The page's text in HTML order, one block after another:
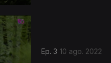
Ep. 3 10 ago. 2022